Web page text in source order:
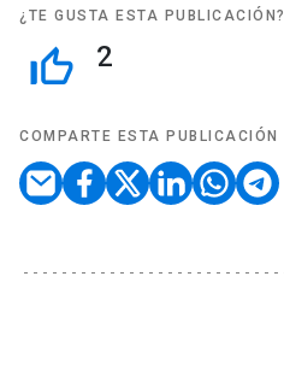
¿TE GUSTA ESTA PUBLICACIÓN?
thumb_up_off_alt 2
COMPARTE ESTA PUBLICACIÓN